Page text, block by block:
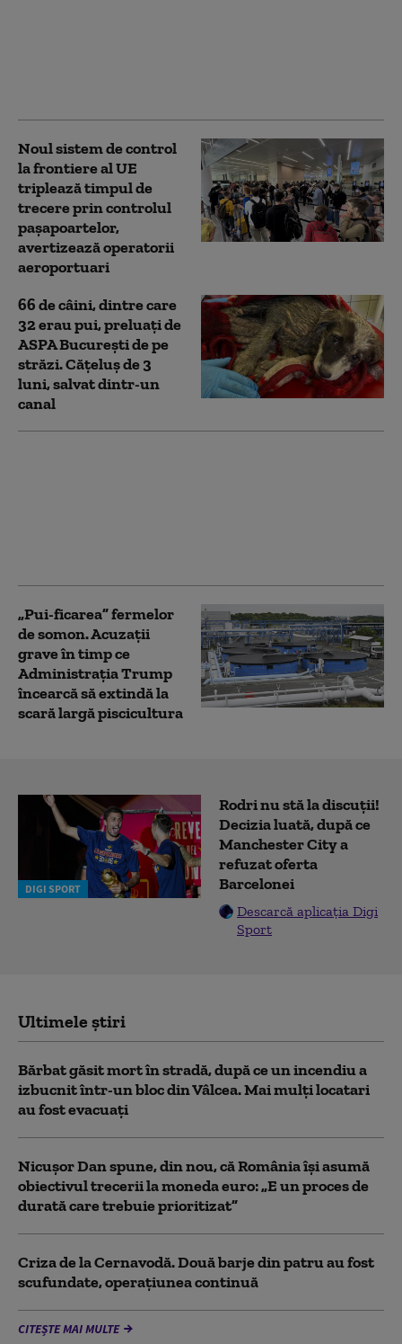
Noul sistem de control
la frontiere al UE
triplează timpul de
trecere prin controlul
paşapoartelor,
avertizează operatorii
aeroportuari
66 de câini, dintre care
32 erau pui, preluaţi de
ASPA București de pe
străzi. Cățeluș de 3
luni, salvat dintr-un
canal
„Pui-ficarea” fermelor
de somon. Acuzații
grave în timp ce
Administrația Trump
încearcă să extindă la
scară largă piscicultura
DIGI SPORT
Rodri nu stă la discuții!
Decizia luată, după ce
Manchester City a
refuzat oferta
Barcelonei
Descarcă aplicația Digi
Sport
Ultimele știri
Bărbat găsit mort în stradă, după ce un incendiu a
izbucnit într-un bloc din Vâlcea. Mai mulți locatari
au fost evacuați
Nicușor Dan spune, din nou, că România își asumă
obiectivul trecerii la moneda euro: „E un proces de
durată care trebuie prioritizat”
Criza de la Cernavodă. Două barje din patru au fost
scufundate, operațiunea continuă
CITEȘTE MAI MULTE